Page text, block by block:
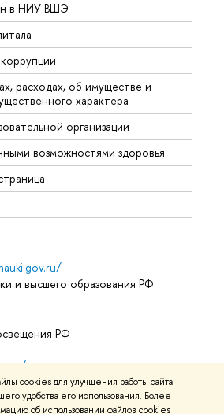
cookies для улучшения работы сайта
удобства его использования. Более
об использовании файлов cookies
в НИУ ВШЭ
расходах, об имуществе и
характера
организации
возможностями здоровья
и высшего образования РФ
РФ
mooc
онлайн-курсы